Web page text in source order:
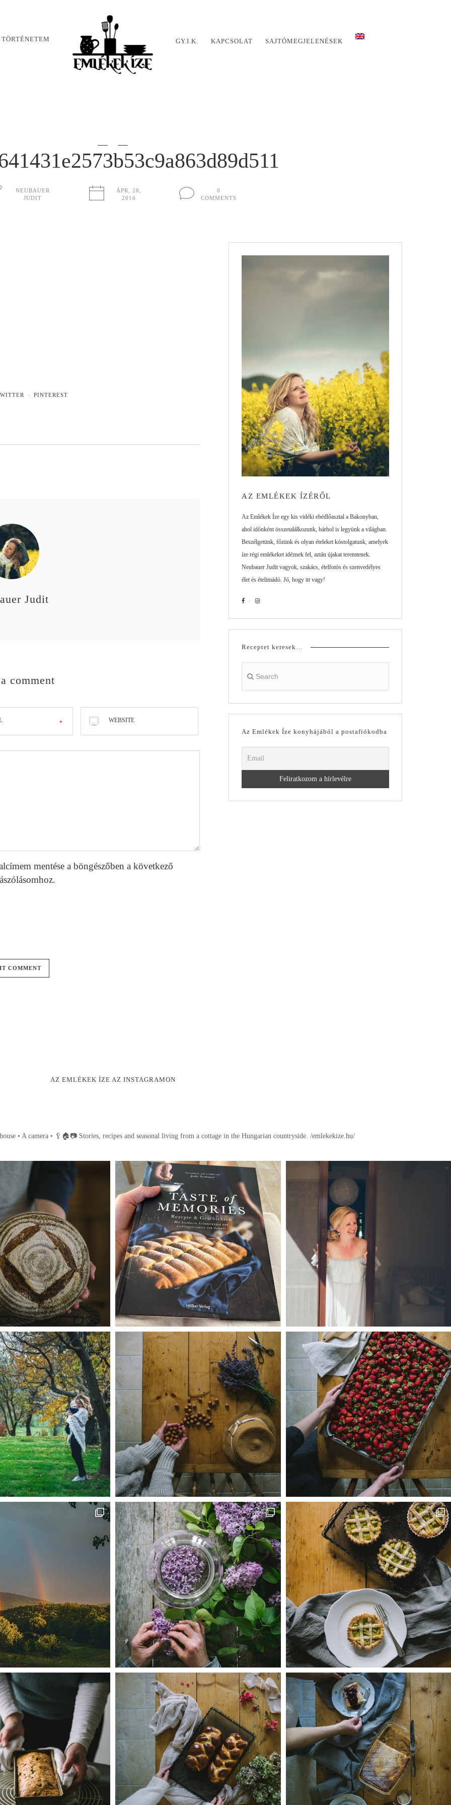
TÖRTÉNETEM GY.I.K. KAPCSOLAT SAJTÓMEGJELENÉSEK
NEUBAUER
JUDIT
ÁPR, 28,
2016
0
COMMENTS
PINTEREST
Judit
comment
WEBSITE
mentése a böngészőben a következő
AZ EMLÉKEK ÍZÉRŐL
Az Emlékek Íze egy kis vidéki ebédlőasztal a Bakonyban,
ahol időnként összetalálkozunk, bárhol is legyünk a világban.
Beszélgetünk, főzünk és olyan ételeket kóstolgatunk, amelyek
íze régi emlékeket idéznek fel, aztán újakat teremtenek.
Neubauer Judit vagyok, szakács, ételfotós és szenvedélyes
élet és ételimádó. Jó, hogy itt vagy!
Receptet keresek…
Az Emlékek Íze konyhájából a postafiókodba
AZ EMLÉKEK ÍZE AZ INSTAGRAMON
• A camera • 🥄🏠📷Stories, recipes and seasonal living from a cottage in the Hungarian countryside. /emlekekize.hu/